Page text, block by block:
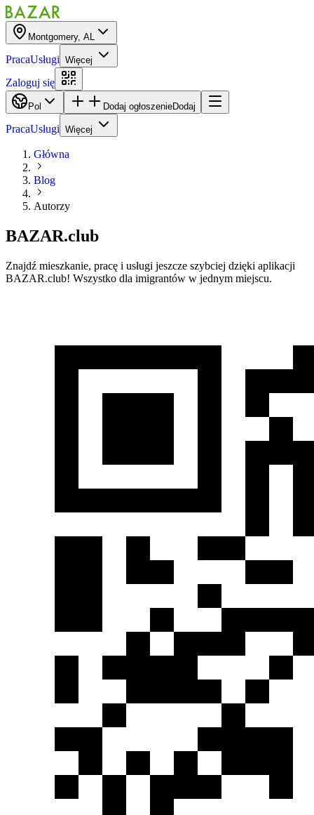
Montgomery, AL
PracaUsługi Więcej
Zaloguj się
Pol Dodaj ogłoszenieDodaj
PracaUsługi Więcej
Główna
Blog
Autorzy
BAZAR.club
Znajdź mieszkanie, pracę i usługi jeszcze szybciej dzięki aplikacji
BAZAR.club! Wszystko dla imigrantów w jednym miejscu.